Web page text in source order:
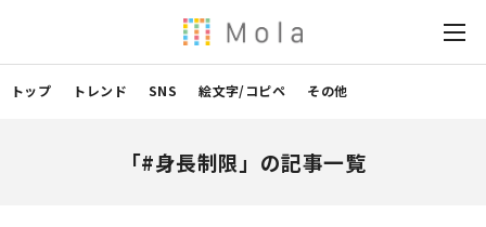
トップ トレンド SNS 絵文字/コピペ その他
「#身長制限」の記事一覧